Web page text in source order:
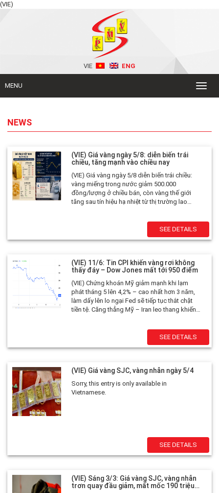
(VIE)
VIE ENG
MENU
NEWS
(VIE) Giá vàng ngày 5/8: diễn biến trái
chiều, tăng mạnh vào chiều nay
(VIE) Giá vàng ngày 5/8 diễn biến trái chiều:
vàng miếng trong nước giảm 500.000
đồng/lượng ở chiều bán, còn vàng thế giới
tăng sau tín hiệu hạ nhiệt từ thị trường lao
137,5–140,5 triệu đồng/lượng trong buổi
sáng. Thông tin chỉ mang tính tham khảo.
SEE DETAILS
(VIE) 11/6: Tin CPI khiến vàng rơi không
thấy đáy – Dow Jones mất tới 950 điểm
(VIE) Chứng khoán Mỹ giảm mạnh khi lạm
phát tháng 5 lên 4,2% – cao nhất hơn 3 năm,
làm dấy lên lo ngại Fed sẽ tiếp tục thắt chặt
tiền tệ. Căng thẳng Mỹ – Iran leo thang khiến
SEE DETAILS
(VIE) Giá vàng SJC, vàng nhẫn ngày 5/4
Sorry, this entry is only available in
Vietnamese.
SEE DETAILS
(VIE) Sáng 3/3: Giá vàng SJC, vàng nhẫn
trơn quay đầu giảm, mất mốc 190 triệu